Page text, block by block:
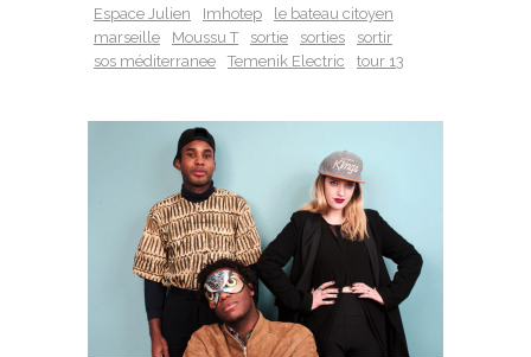
Espace Julien
Imhotep
le bateau citoyen
marseille
Moussu T sortie sorties
sortir
sos méditerranee
Temenik Electric tour 13